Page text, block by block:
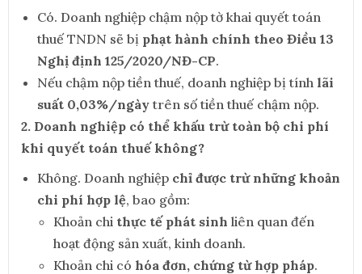
Có. Doanh nghiệp chậm nộp tờ khai quyết toán
thuế TNDN sẽ bị phạt hành chính theo Điều 13
Nghị định 125/2020/NĐ-CP.
Nếu chậm nộp tiền thuế, doanh nghiệp bị tính lãi
suất 0,03%/ngày trên số tiền thuế chậm nộp.
2. Doanh nghiệp có thể khấu trừ toàn bộ chi phí
khi quyết toán thuế không?
Không. Doanh nghiệp chỉ được trừ những khoản
chi phí hợp lệ, bao gồm:
Khoản chi thực tế phát sinh liên quan đến
hoạt động sản xuất, kinh doanh.
Khoản chi có hóa đơn, chứng từ hợp pháp.